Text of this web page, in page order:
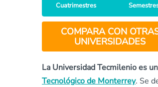
Cuatrimestres
COMPARA CON
UNIVERSIDADES
La Universidad Tecmilenio es
Tecnológico de Monterrey. Se